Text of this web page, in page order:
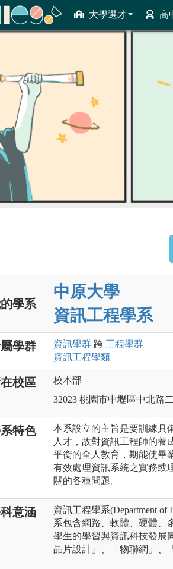
大學選才 高
學選才與高中育才輔助系統
學系
中原大學
資訊工程學系
學群 資訊學群 跨 工程學群
資訊工程學類
校區
校本部
32023 桃園市中壢區中北路
特色
本系設立的主旨是要訓練具
人才，故對資訊工程師的養
平衡的全人教育，期能使畢
有效處理資訊系統之實務或
關的各種問題。
意涵
資訊工程學系(Department of
系包含網路、軟體、硬體、
學生的學習與資訊科技發展
晶片設計」、「物聯網」、